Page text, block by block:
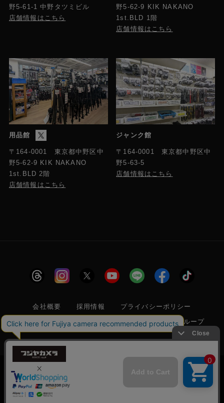
野5-61-1 中野タツミビル
店舗情報はこちら
野5-62-9 KIK NAKANO
1st.BLD 1階
店舗情報はこちら
用品館
〒164-0001 東京都中野区中
野5-62-9 KIK NAKANO
1st.BLD 2階
店舗情報はこちら
ジャンク館
〒164-0001 東京都中野区中
野5-63-5
店舗情報はこちら
会社概要 採用情報
プライバシーポリシー
特定商取引に関する法律に基づく表示
フジヤグループ
商標登録 第5211024号 株式会社フジヤカメラ店 古物商許可番
号 東京都公安委員会 第304399601272号
© 2006 FUJIYACAMERA SHOP
当サイトでは利便性向上のためクッキー(Cookie)
を使用しています。クッキー(Cookie)の使用に関
しては「プライバシーポリシー」
をお読みくださ
い。
承諾する